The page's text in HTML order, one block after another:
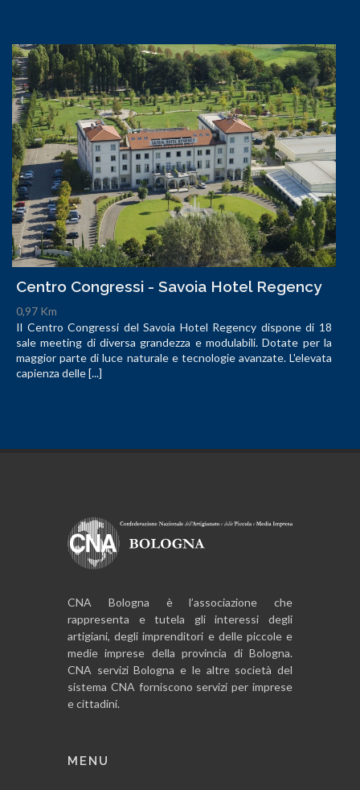
Centro Congressi - Savoia Hotel Regency
0,97 Km
Il Centro Congressi del Savoia Hotel Regency dispone di 18
sale meeting di diversa grandezza e modulabili. Dotate per la
maggior parte di luce naturale e tecnologie avanzate. L'elevata
capienza delle [...]
CNA Bologna è l’associazione che
rappresenta e tutela gli interessi degli
artigiani, degli imprenditori e delle piccole e
medie imprese della provincia di Bologna.
CNA servizi Bologna e le altre società del
sistema CNA forniscono servizi per imprese
e cittadini.
MENU